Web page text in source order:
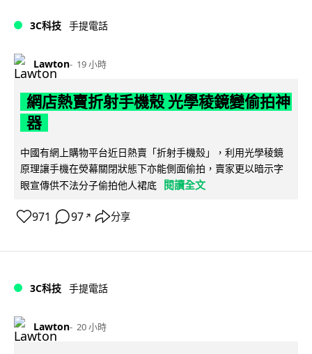
3C科技 手提電話
Lawton 19 小時
網店熱賣折射手機殼 光學稜鏡變偷拍神
器
中國有網上購物平台近日熱賣「折射手機殼」，利用光學稜鏡
原理讓手機在熒幕關閉狀態下亦能側面偷拍，賣家更以暗示字
眼宣傳供不法分子偷拍他人裙底
閱讀全文
971 97 ↗ 分享
3C科技 手提電話
Lawton 20 小時